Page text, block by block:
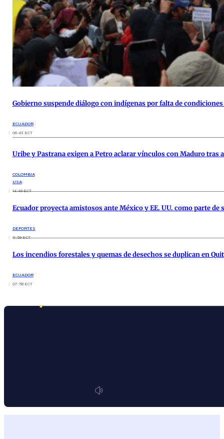
Gobierno suspende diálogo con indígenas por falta de
ECUADOR
06:43 ECT
Uribe y Pastrana exigen a Petro aclarar vínculos con Maduro tras
COLOMBIA
USA
14:49 ECT
Ecuador proyecta amistosos ante México y EE. UU. como parte
DEPORTES
11:59 ECT
Los incendios forestales y quemas de desechos se duplican en
ECUADOR
07:58 ECT